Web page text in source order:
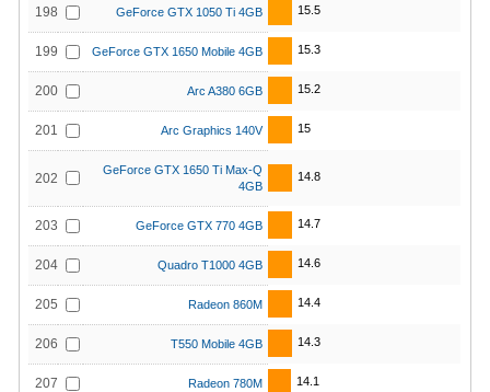
198 GeForce GTX 1050 Ti 4GB 15.5
199 GeForce GTX 1650 Mobile 4GB 15.3
200 Arc A380 6GB 15.2
201 Arc Graphics 140V 15
202
GeForce GTX 1650 Ti Max-Q
4GB
14.8
203 GeForce GTX 770 4GB 14.7
204 Quadro T1000 4GB 14.6
205 Radeon 860M 14.4
206 T550 Mobile 4GB 14.3
207 Radeon 780M 14.1